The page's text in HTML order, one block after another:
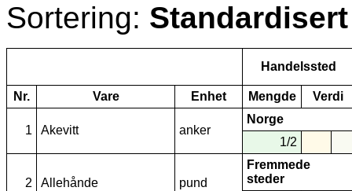
Sortering: Standardisert
Handelssted
Nr. Vare Enhet Mengde Verdi
1 Akevitt anker
Norge
1/2
2 Allehånde pund
Fremmede
steder